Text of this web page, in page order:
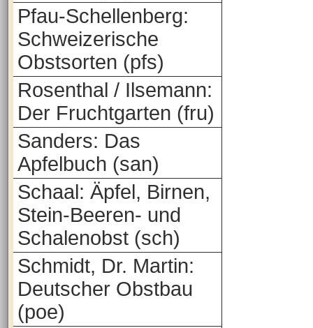
Pfau-Schellenberg:
Schweizerische
Obstsorten (pfs)
Rosenthal / Ilsemann:
Der Fruchtgarten (fru)
Sanders: Das
Apfelbuch (san)
Schaal: Äpfel, Birnen,
Stein-Beeren- und
Schalenobst (sch)
Schmidt, Dr. Martin:
Deutscher Obstbau
(poe)